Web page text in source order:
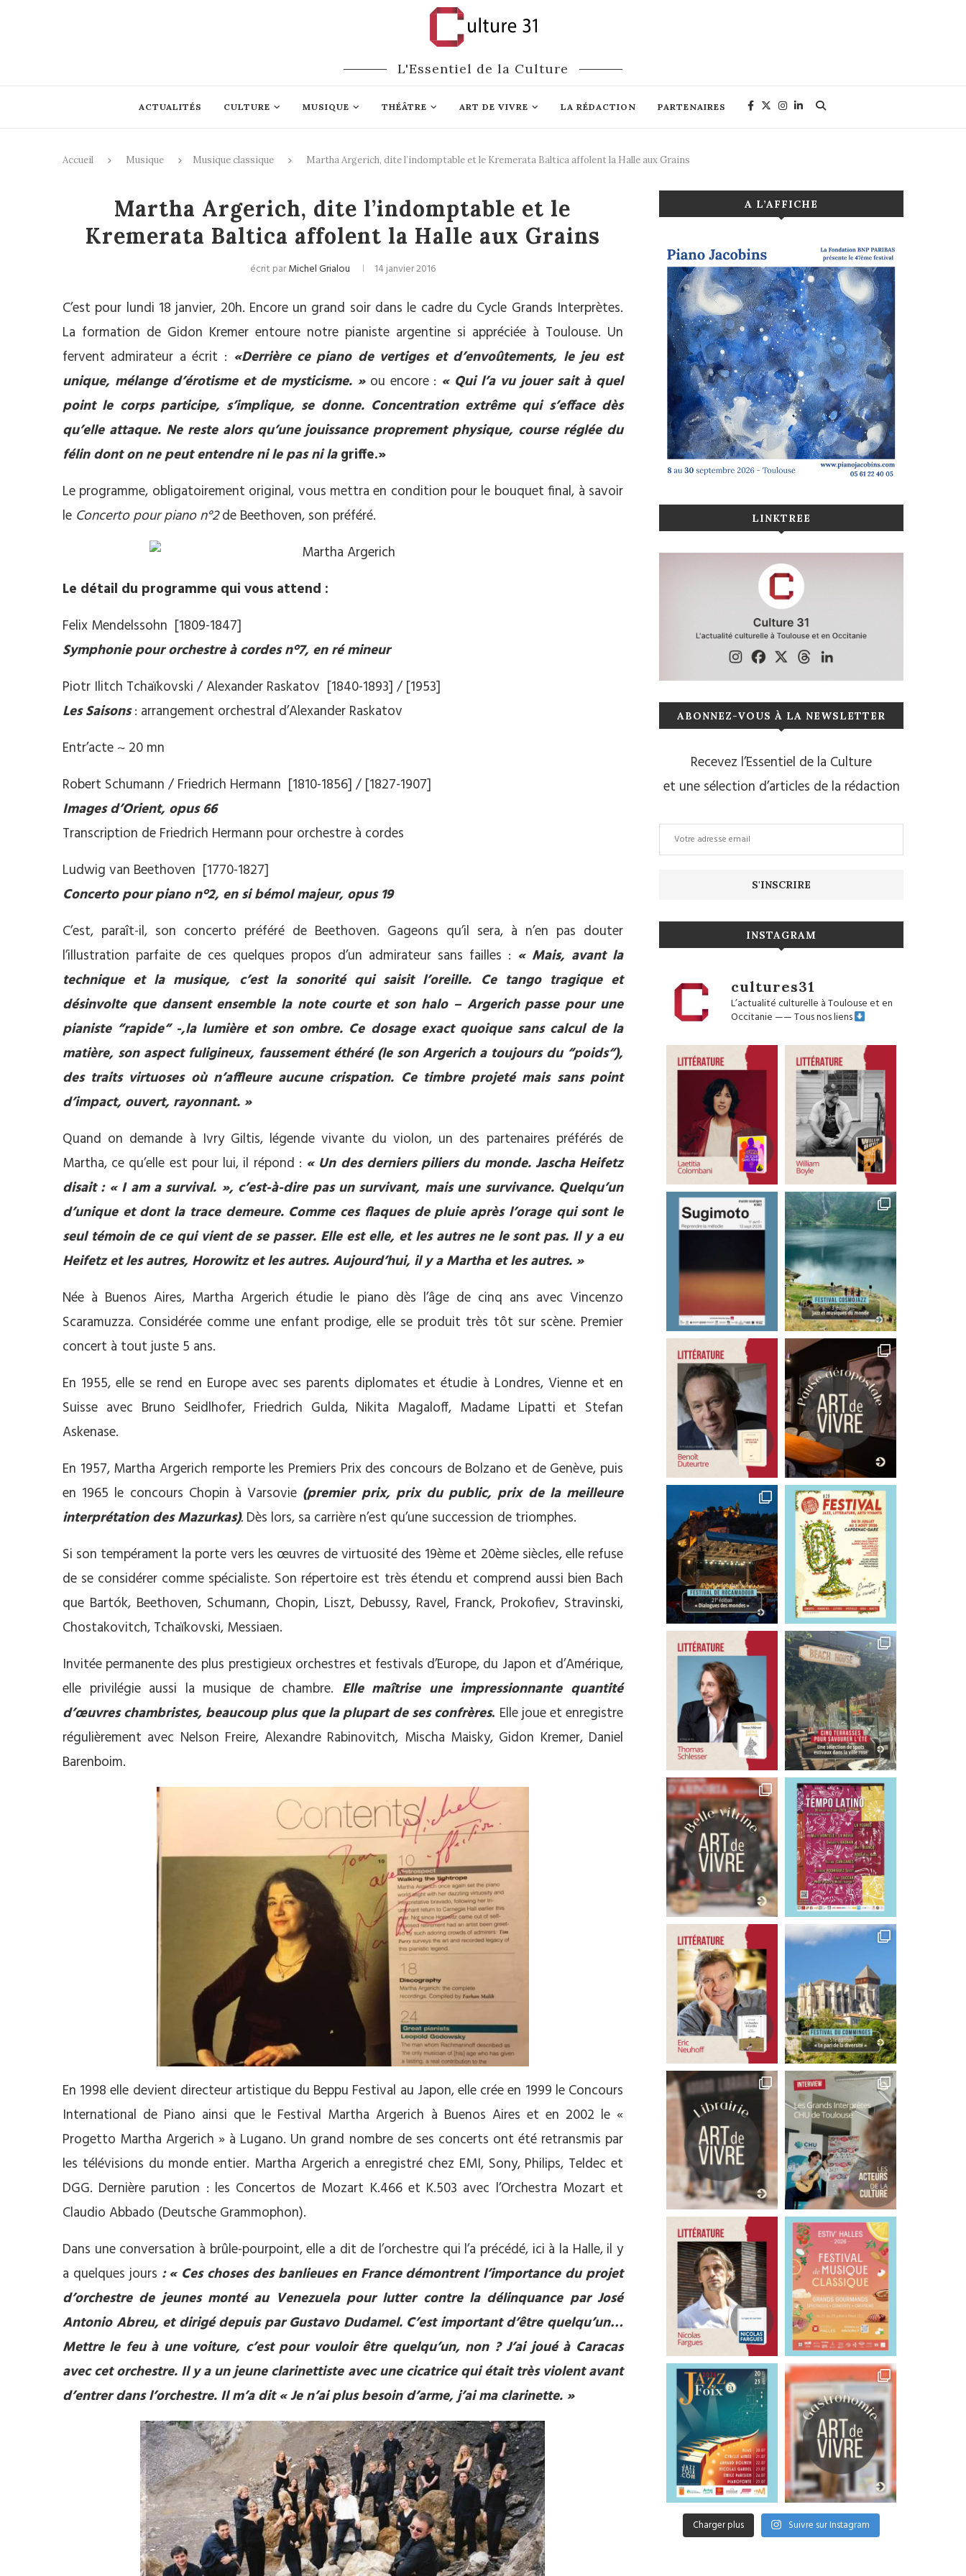
L'Essentiel de la Culture
ACTUALITÉS CULTURE MUSIQUE THÉÂTRE ART DE VIVRE LA RÉDACTION PARTENAIRES
Accueil Musique Musique classique Martha Argerich, dite l’indomptable et le Kremerata Baltica affolent la Halle aux Grains
Martha Argerich, dite l’indomptable et le
Kremerata Baltica affolent la Halle aux Grains
écrit parMichel Grialou 14 janvier 2016
C’est pour lundi 18 janvier, 20h. Encore un grand soir dans le cadre du Cycle Grands Interprètes.
La formation de Gidon Kremer entoure notre pianiste argentine si appréciée à Toulouse. Un
fervent admirateur a écrit : «Derrière ce piano de vertiges et d’envoûtements, le jeu est
unique, mélange d’érotisme et de mysticisme. »ou encore : « Qui l’a vu jouer sait à quel
point le corps participe, s’implique, se donne. Concentration extrême qui s’efface dès
qu’elle attaque. Ne reste alors qu’une jouissance proprement physique, course réglée du
félin dont on ne peut entendre ni le pas ni lagriffe.»
Le programme, obligatoirement original, vous mettra en condition pour le bouquet final, à savoir
le Concerto pour piano n°2de Beethoven, son préféré.
Le détail du programme qui vous attend :
Felix Mendelssohn [1809-1847]
Symphonie pour orchestre à cordes n°7, en ré mineur
Piotr Ilitch Tchaïkovski / Alexander Raskatov [1840-1893] / [1953]
Les Saisons: arrangement orchestral d’Alexander Raskatov
Entr’acte ~ 20 mn
Robert Schumann / Friedrich Hermann [1810-1856] / [1827-1907]
Images d’Orient, opus 66
Transcription de Friedrich Hermann pour orchestre à cordes
Ludwig van Beethoven [1770-1827]
Concerto pour piano n°2, en si bémol majeur, opus 19
C’est, paraît-il, son concerto préféré de Beethoven. Gageons qu’il sera, à n’en pas douter
l’illustration parfaite de ces quelques propos d’un admirateur sans failles : « Mais, avant la
technique et la musique, c’est la sonorité qui saisit l’oreille. Ce tango tragique et
désinvolte que dansent ensemble la note courte et son halo – Argerich passe pour une
pianiste “rapide“ -,la lumière et son ombre. Ce dosage exact quoique sans calcul de la
matière, son aspect fuligineux, faussement éthéré (le son Argerich a toujours du “poids“),
des traits virtuoses où n’affleure aucune crispation. Ce timbre projeté mais sans point
d’impact, ouvert, rayonnant. »
Quand on demande à Ivry Giltis, légende vivante du violon, un des partenaires préférés de
Martha, ce qu’elle est pour lui, il répond : « Un des derniers piliers du monde. Jascha Heifetz
disait : « I am a survival. », c’est-à-dire pas un survivant, mais une survivance. Quelqu’un
d’unique et dont la trace demeure. Comme ces flaques de pluie après l’orage qui sont le
seul témoin de ce qui vient de se passer. Elle est elle, et les autres ne le sont pas. Il y a eu
Heifetz et les autres, Horowitz et les autres. Aujourd’hui, il y a Martha et les autres. »
Née à Buenos Aires, Martha Argerich étudie le piano dès l’âge de cinq ans avec Vincenzo
Scaramuzza. Considérée comme une enfant prodige, elle se produit très tôt sur scène. Premier
concert à tout juste 5 ans.
En 1955, elle se rend en Europe avec ses parents diplomates et étudie à Londres, Vienne et en
Suisse avec Bruno Seidlhofer, Friedrich Gulda, Nikita Magaloff, Madame Lipatti et Stefan
Askenase.
En 1957, Martha Argerich remporte les Premiers Prix des concours de Bolzano et de Genève, puis
en 1965 le concours Chopin à Varsovie (premier prix, prix du public, prix de la meilleure
interprétation des Mazurkas). Dès lors, sa carrière n’est qu’une succession de triomphes.
Si son tempérament la porte vers les œuvres de virtuosité des 19ème et 20ème siècles, elle refuse
de se considérer comme spécialiste. Son répertoire est très étendu et comprend aussi bien Bach
que Bartók, Beethoven, Schumann, Chopin, Liszt, Debussy, Ravel, Franck, Prokofiev, Stravinski,
Chostakovitch, Tchaïkovski, Messiaen.
Invitée permanente des plus prestigieux orchestres et festivals d’Europe, du Japon et d’Amérique,
elle privilégie aussi la musique de chambre. Elle maîtrise une impressionnante quantité
d’œuvres chambristes, beaucoup plus que la plupart de ses confrères. Elle joue et enregistre
régulièrement avec Nelson Freire, Alexandre Rabinovitch, Mischa Maisky, Gidon Kremer, Daniel
Barenboim.
En 1998 elle devient directeur artistique du Beppu Festival au Japon, elle crée en 1999 le Concours
International de Piano ainsi que le Festival Martha Argerich à Buenos Aires et en 2002 le «
Progetto Martha Argerich » à Lugano. Un grand nombre de ses concerts ont été retransmis par
les télévisions du monde entier. Martha Argerich a enregistré chez EMI, Sony, Philips, Teldec et
DGG. Dernière parution : les Concertos de Mozart K.466 et K.503 avec l’Orchestra Mozart et
Claudio Abbado (Deutsche Grammophon).
Dans une conversation à brûle-pourpoint, elle a dit de l’orchestre qui l’a précédé, ici à la Halle, il y
a quelques jours : « Ces choses des banlieues en France démontrent l’importance du projet
d’orchestre de jeunes monté au Venezuela pour lutter contre la délinquance par José
Antonio Abreu, et dirigé depuis par Gustavo Dudamel. C’est important d’être quelqu’un…
Mettre le feu à une voiture, c’est pour vouloir être quelqu’un, non ? J’ai joué à Caracas
avec cet orchestre. Il y a un jeune clarinettiste avec une cicatrice qui était très violent avant
d’entrer dans l’orchestre. Il m’a dit « Je n’ai plus besoin d’arme, j’ai ma clarinette. »
A L’AFFICHE
LINKTREE
ABONNEZ-VOUS À LA NEWSLETTER
Recevez l’Essentiel de la Culture
et une sélection d’articles de la rédaction
INSTAGRAM
cultures31
L’actualité culturelle à Toulouse et en
Occitanie——Tous nos liens
Charger plus Suivre sur Instagram